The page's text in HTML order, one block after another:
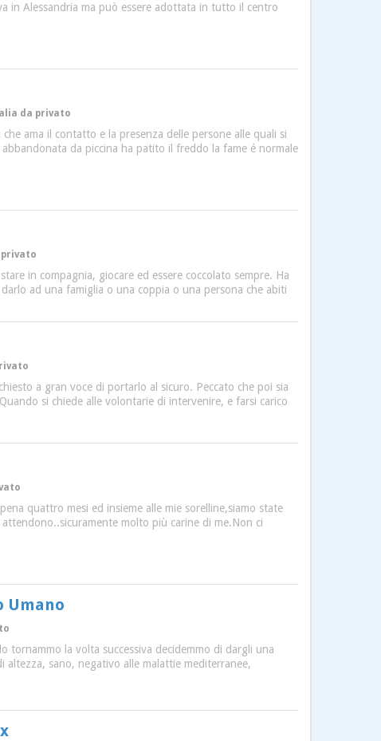
in Alessandria ma può essere adottata in tutto il centro
da privato
ama il contatto e la presenza delle persone alle quali si
da piccina ha patito il freddo la fame é normale
privato
in compagnia, giocare ed essere coccolato sempre. Ha
ad una famiglia o una coppia o una persona che abiti
a gran voce di portarlo al sicuro. Peccato che poi sia
si chiede alle volontarie di intervenire, e farsi carico
quattro mesi ed insieme alle mie sorelline,siamo state
molto più carine di me.Non ci
Umano
tornammo la volta successiva decidemmo di dargli una
sano, negativo alle malattie mediterranee,